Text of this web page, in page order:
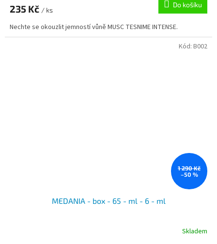
235 Kč / ks
Do košíku
Nechte se okouzlit jemností vůně MUSC TESNIME INTENSE.
1 290 Kč
–50 %
MEDANIA - box - 65 - ml - 6 - ml
Skladem
Kód: B002